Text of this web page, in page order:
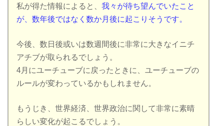
私が得た情報によると、我々が待ち望んでいたこと
が、数年後ではなく数か月後に起こりそうです。
今後、数日後或いは数週間後に非常に大きなイニチ
アチブが取られるでしょう。
4月にユーチューブに戻ったときに、ユーチューブの
ルールが変わっているかもしれません。
もうじき、世界経済、世界政治に関して非常に素晴
らしい変化が起こるでしょう。